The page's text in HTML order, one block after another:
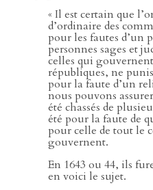
« Il est certain que
d’ordinaire des
pour les fautes d’un
personnes sages et
celles qui
républiques, ne
pour la faute d’un
nous pouvons
été chassés de
été pour la faute de
pour celle de tout le
gouvernent.
En 1643 ou 44, ils
en voici le sujet.